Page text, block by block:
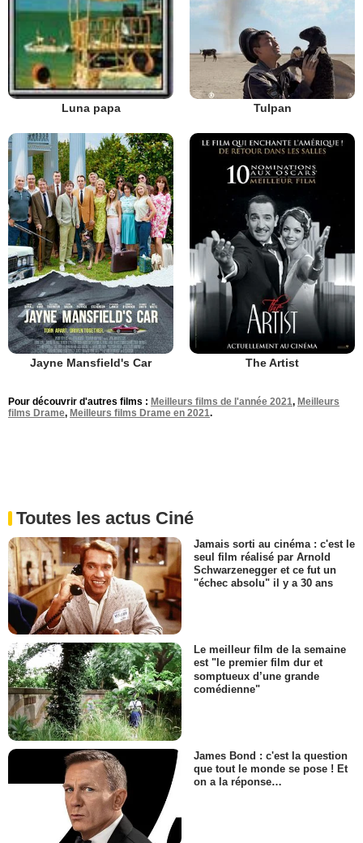
Luna papa Tulpan
Jayne Mansfield's Car The Artist
Pour découvrir d'autres films : Meilleurs films de l'année 2021, Meilleurs
films Drame, Meilleurs films Drame en 2021.
Toutes les actus Ciné
Jamais sorti au cinéma : c'est le
seul film réalisé par Arnold
Schwarzenegger et ce fut un
"échec absolu" il y a 30 ans
Le meilleur film de la semaine
est "le premier film dur et
somptueux d’une grande
comédienne"
James Bond : c'est la question
que tout le monde se pose ! Et
on a la réponse…